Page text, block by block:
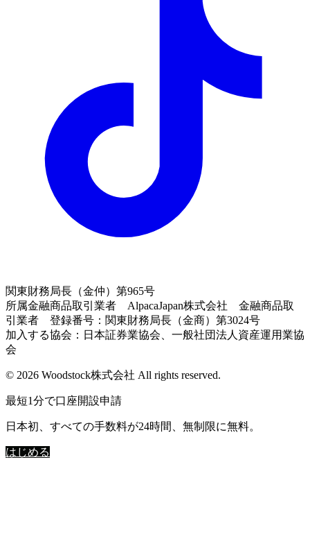
関東財務局長（金仲）第965号
所属金融商品取引業者 AlpacaJapan株式会社 金融商品取
引業者 登録番号：関東財務局長（金商）第3024号
加入する協会：日本証券業協会、一般社団法人資産運用業協
会
© 2026 Woodstock株式会社 All rights reserved.
最短1分で口座開設申請
日本初、すべての手数料が24時間、無制限に無料。
はじめる